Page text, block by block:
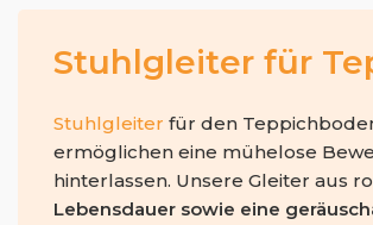
Stuhlgleiter für
Stuhlgleiter für den
ermöglichen eine mühelose
hinterlassen. Unsere Gleiter aus
Lebensdauer sowie eine